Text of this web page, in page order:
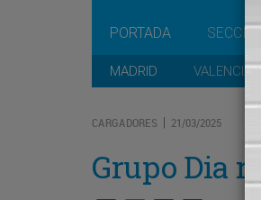
PORTADA
MADRID VALENCIA
CARGADORES 21/03/2025
Grupo Dia